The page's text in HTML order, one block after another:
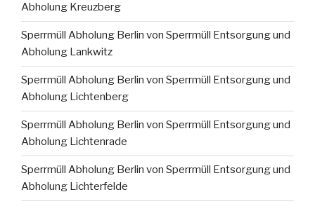
Abholung Kreuzberg
Sperrmüll Abholung Berlin von Sperrmüll Entsorgung und
Abholung Lankwitz
Sperrmüll Abholung Berlin von Sperrmüll Entsorgung und
Abholung Lichtenberg
Sperrmüll Abholung Berlin von Sperrmüll Entsorgung und
Abholung Lichtenrade
Sperrmüll Abholung Berlin von Sperrmüll Entsorgung und
Abholung Lichterfelde